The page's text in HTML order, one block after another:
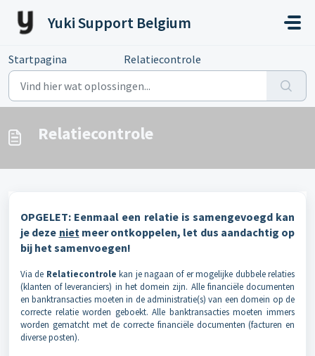
Yuki Support Belgium
Startpagina Relatiecontrole
Relatiecontrole
OPGELET: Eenmaal een relatie is samengevoegd kan
je deze nietmeer ontkoppelen, let dus aandachtig op
bij het samenvoegen!
Via de Relatiecontrole kan je nagaan of er mogelijke dubbele relaties
(klanten of leveranciers) in het domein zijn. Alle financiële documenten
en banktransacties moeten in de administratie(s) van een domein op de
correcte relatie worden geboekt. Alle banktransacties moeten immers
worden gematcht met de correcte financiële documenten (facturen en
diverse posten).